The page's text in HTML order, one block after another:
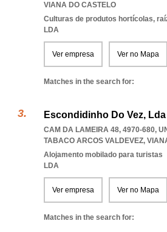
VIANA DO CASTELO
Culturas de produtos hortícolas,
LDA
Ver empresa Ver no Mapa
Matches in the search for:
Escondidinho Do Vez, Lda
CAM DA LAMEIRA 48, 4970-680,
TABACO ARCOS VALDEVEZ,
Alojamento mobilado para turistas
LDA
Ver empresa Ver no Mapa
Matches in the search for: